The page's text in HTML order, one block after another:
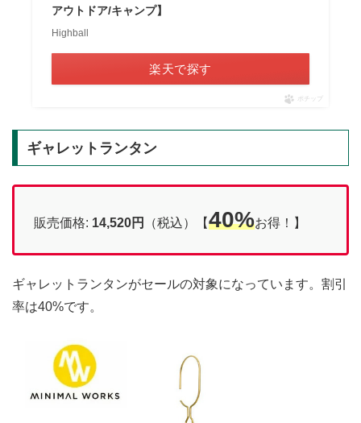
アウトドア/キャンプ】
Highball
楽天で探す
ポチップ
ギャレットランタン
販売価格: 14,520円 （税込）【40%お得！】
ギャレットランタンがセールの対象になっています。割引
率は40%です。